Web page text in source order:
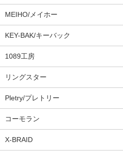
MEIHO/メイホー
KEY-BAK/キーバック
1089工房
リングスター
Pletry/プレトリー
コーモラン
X-BRAID